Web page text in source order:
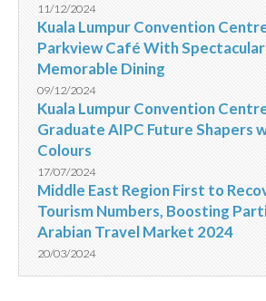
11/12/2024
Kuala Lumpur Convention
Parkview Café With
Memorable Dining
09/12/2024
Kuala Lumpur Convention
Graduate AIPC Future Shapers
Colours
17/07/2024
Middle East Region First to
Tourism Numbers, Boosting
Arabian Travel Market 2024
20/03/2024